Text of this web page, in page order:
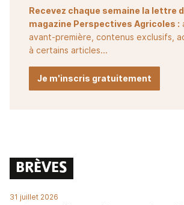
Recevez chaque semaine la lettre
magazine Perspectives Agricoles :
avant-première, contenus exclusifs,
à certains articles...
Je m'inscris gratuitement
BRÈVES
31 juillet 2026